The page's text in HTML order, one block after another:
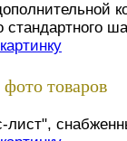
стандартного
товаров
лист",